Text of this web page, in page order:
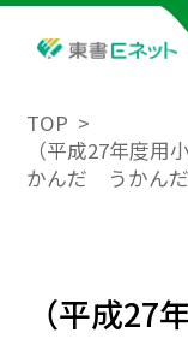
TOP
（平成27年度用
かんだ うかんだ
（平成27